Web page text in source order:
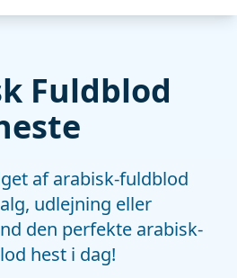
Fuldblod
af arabisk-fuldblod
udlejning eller
den perfekte arabisk-
hest i dag!